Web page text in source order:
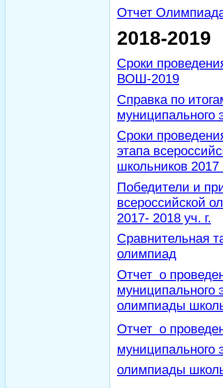
Отчет
2018-2019
Сроки
ВОШ-2019
Справка по
Сроки
этапа
школьников 2017
Победители и
всероссийской
2017- 2018 уч. г.
Сравнительная
олимпиад
Отчет о
муниципального
олимпиады
Отчет о
муниципального
олимпиады